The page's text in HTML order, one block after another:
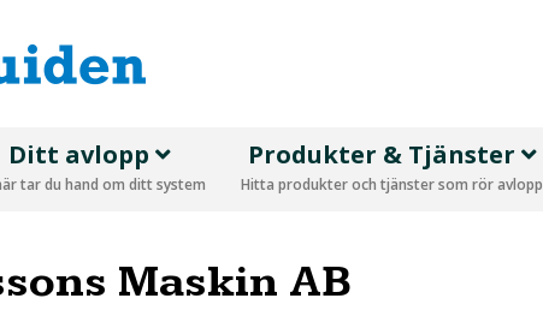
Ditt avlopp
tar du hand om ditt system
Produkter & Tjänster
Hitta produkter och tjänster som rör avlopp
Maskin AB